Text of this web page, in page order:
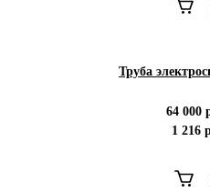
Труба
64 000
1 216